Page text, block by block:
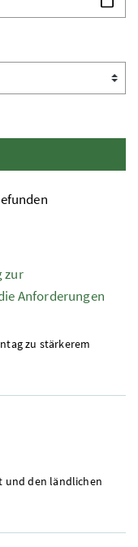
zur
Anforderungen
zu stärkerem
und den ländlichen